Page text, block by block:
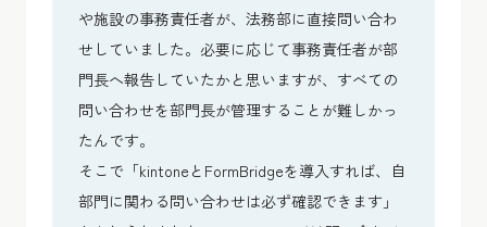
や施設の事務責任者が、法務部に直接問い合わ
せしていました。必要に応じて事務責任者が部
門長へ報告していたかと思いますが、すべての
問い合わせを部門長が管理することが難しかっ
たんです。
そこで「kintoneとFormBridgeを導入すれば、自
部門に関わる問い合わせは必ず確認できます」